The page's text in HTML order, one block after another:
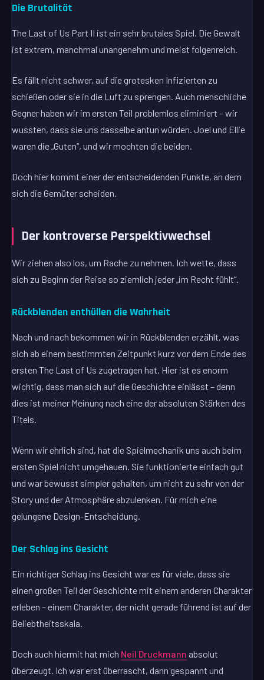
Die Brutalität
The Last of Us Part II ist ein sehr brutales Spiel. Die Gewalt
ist extrem, manchmal unangenehm und meist folgenreich.
Es fällt nicht schwer, auf die grotesken Infizierten zu
schießen oder sie in die Luft zu sprengen. Auch menschliche
Gegner haben wir im ersten Teil problemlos eliminiert – wir
wussten, dass sie uns dasselbe antun würden. Joel und Ellie
waren die „Guten“, und wir mochten die beiden.
Doch hier kommt einer der entscheidenden Punkte, an dem
sich die Gemüter scheiden.
Der kontroverse Perspektivwechsel
Wir ziehen also los, um Rache zu nehmen. Ich wette, dass
sich zu Beginn der Reise so ziemlich jeder „im Recht fühlt“.
Rückblenden enthüllen die Wahrheit
Nach und nach bekommen wir in Rückblenden erzählt, was
sich ab einem bestimmten Zeitpunkt kurz vor dem Ende des
ersten The Last of Us zugetragen hat. Hier ist es enorm
wichtig, dass man sich auf die Geschichte einlässt – denn
dies ist meiner Meinung nach eine der absoluten Stärken des
Titels.
Wenn wir ehrlich sind, hat die Spielmechanik uns auch beim
ersten Spiel nicht umgehauen. Sie funktionierte einfach gut
und war bewusst simpler gehalten, um nicht zu sehr von der
Story und der Atmosphäre abzulenken. Für mich eine
gelungene Design-Entscheidung.
Der Schlag ins Gesicht
Ein richtiger Schlag ins Gesicht war es für viele, dass sie
einen großen Teil der Geschichte mit einem anderen Charakter
erleben – einem Charakter, der nicht gerade führend ist auf der
Beliebtheitsskala.
Doch auch hiermit hat mich Neil Druckmann absolut
überzeugt. Ich war erst überrascht, dann gespannt und